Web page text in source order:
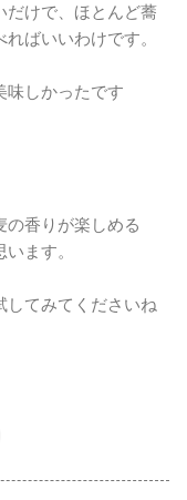
だけで、ほとんど蕎
ばいいわけです。
味しかったです
の香りが楽しめる
ます。
してみてくださいね